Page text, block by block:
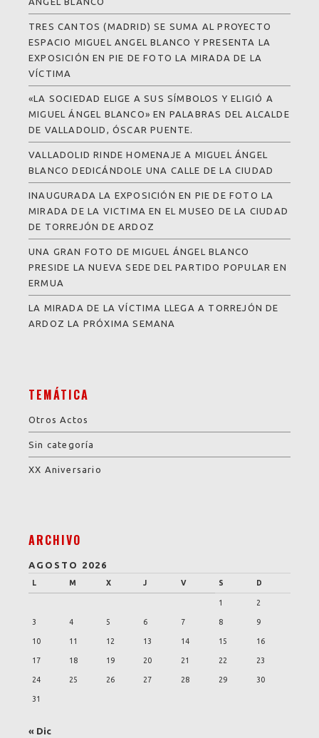
TRES CANTOS (MADRID) SE SUMA AL PROYECTO
ESPACIO MIGUEL ANGEL BLANCO Y PRESENTA LA
EXPOSICIÓN EN PIE DE FOTO LA MIRADA DE LA
VÍCTIMA
«LA SOCIEDAD ELIGE A SUS SÍMBOLOS Y ELIGIÓ A
MIGUEL ÁNGEL BLANCO» EN PALABRAS DEL ALCALDE
DE VALLADOLID, ÓSCAR PUENTE.
VALLADOLID RINDE HOMENAJE A MIGUEL ÁNGEL
BLANCO DEDICÁNDOLE UNA CALLE DE LA CIUDAD
INAUGURADA LA EXPOSICIÓN EN PIE DE FOTO LA
MIRADA DE LA VICTIMA EN EL MUSEO DE LA CIUDAD
DE TORREJÓN DE ARDOZ
UNA GRAN FOTO DE MIGUEL ÁNGEL BLANCO
PRESIDE LA NUEVA SEDE DEL PARTIDO POPULAR EN
ERMUA
LA MIRADA DE LA VÍCTIMA LLEGA A TORREJÓN DE
ARDOZ LA PRÓXIMA SEMANA
TEMÁTICA
Otros Actos
Sin categoría
XX Aniversario
ARCHIVO
AGOSTO 2026
L M X J V S D
1 2
3 4 5 6 7 8 9
10 11 12 13 14 15 16
17 18 19 20 21 22 23
24 25 26 27 28 29 30
31
« Dic